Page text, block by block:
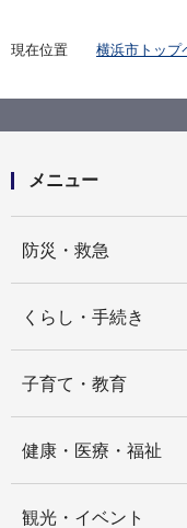
現在位置 横浜市トップ
メニュー
防災・救急
くらし・手続き
子育て・教育
健康・医療・福祉
観光・イベント